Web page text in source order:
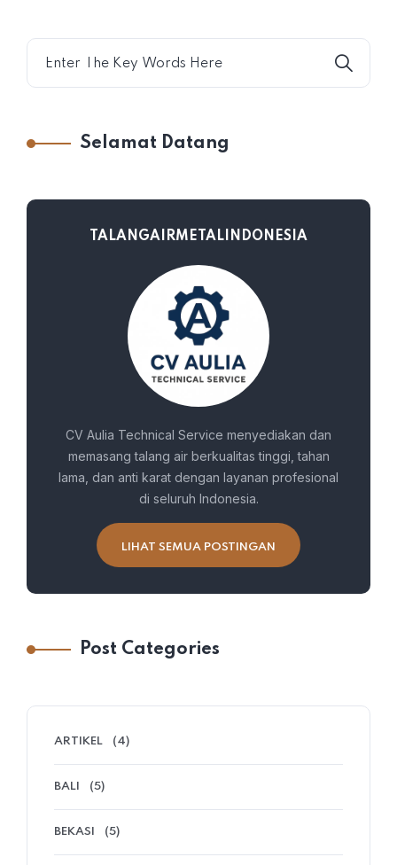
Selamat Datang
TALANGAIRMETALINDONESIA
CV Aulia Technical Service menyediakan dan
memasang talang air berkualitas tinggi, tahan
lama, dan anti karat dengan layanan profesional
di seluruh Indonesia.
LIHAT SEMUA POSTINGAN
Post Categories
ARTIKEL (4)
BALI (5)
BEKASI (5)